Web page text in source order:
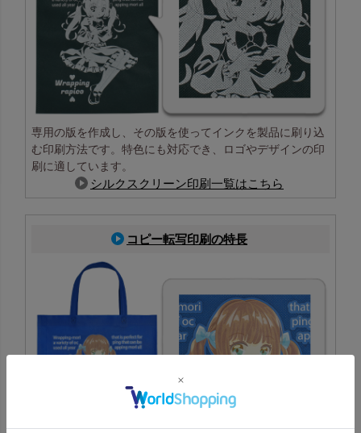
専用の版を作成し、その版を使ってインクを製品に刷り込
む印刷方法です。特色にも対応でき、ロゴやデザインの印
刷に適しています。
シルクスクリーン印刷一覧はこちら
コピー転写印刷の特長